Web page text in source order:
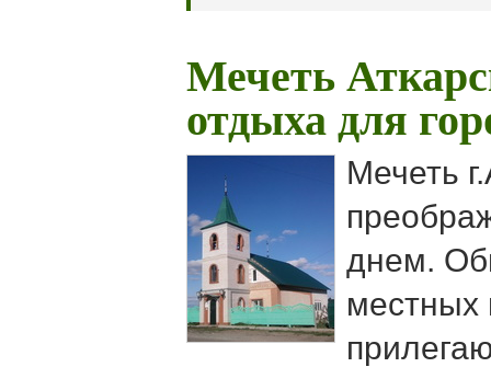
Мечеть
отдыха для
Мечеть
днем.
местных